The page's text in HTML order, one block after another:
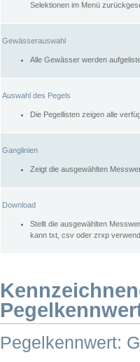
Selektionen im Menü
Gewässerauswahl
Alle Gewässer werden
Auswahl des Pegels
Die Pegellisten zeigen alle
Ganglinien
Zeigt die ausgewählten
Download
Stellt die ausgewählten
kann txt, csv oder zrxp
Pegelkennwert: